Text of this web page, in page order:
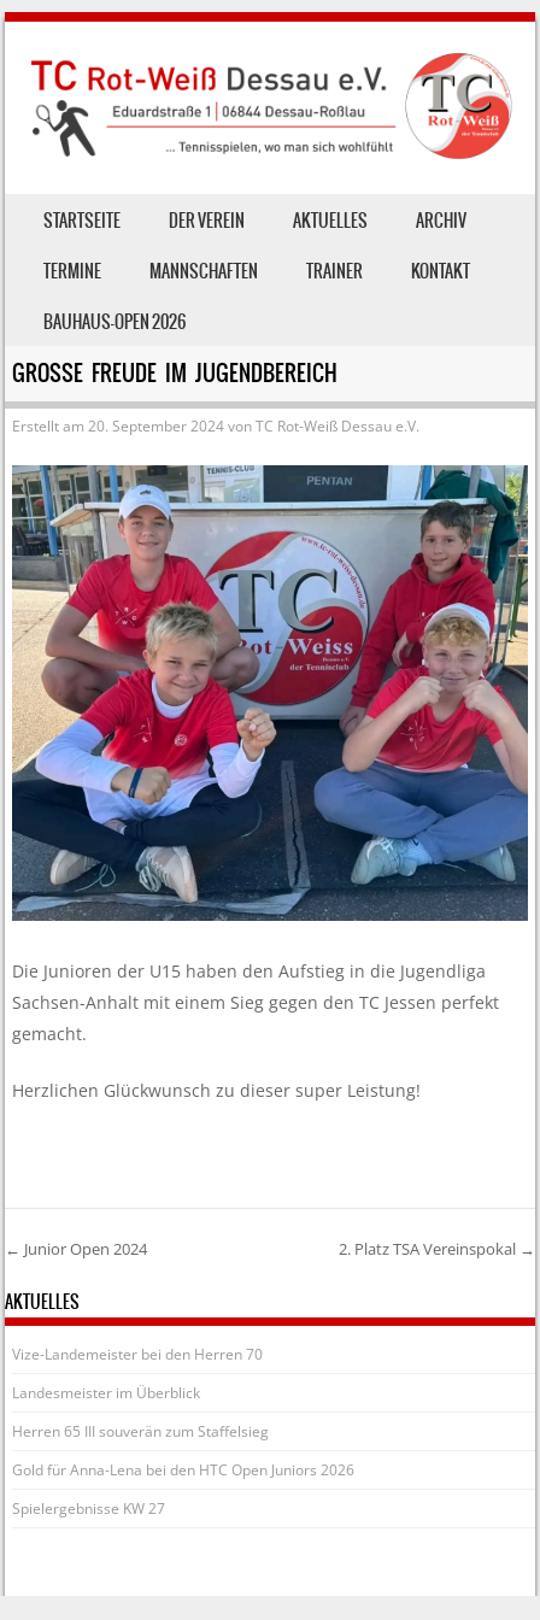
MENU
SKIP TO CONTENT
STARTSEITE DER VEREIN AKTUELLES
ARCHIV
TERMINE
MANNSCHAFTEN TRAINER
KONTAKT
BAUHAUS-OPEN 2026
GROSSE FREUDE IM JUGENDBEREICH
Erstellt am20. September 2024vonTC Rot-Weiß Dessau e.V.
Die Junioren der U15 haben den Aufstieg in die Jugendliga
Sachsen-Anhalt mit einem Sieg gegen den TC Jessen perfekt
gemacht.
Herzlichen Glückwunsch zu dieser super Leistung!
Post navigation
← Junior Open 2024 2. Platz TSA Vereinspokal →
AKTUELLES
Vize-Landemeister bei den Herren 70
Landesmeister im Überblick
Herren 65 III souverän zum Staffelsieg
Gold für Anna-Lena bei den HTC Open Juniors 2026
Spielergebnisse KW 27